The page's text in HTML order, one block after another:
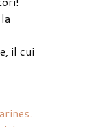
il cui